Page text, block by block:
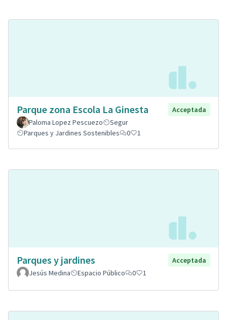
Parque zona Escola La Ginesta
Acceptada
Paloma Lopez Pescuezo
Segur
Parques y Jardines Sostenibles
0 1
Parques y jardines
Acceptada
Jesús Medina
Espacio Público 0 1